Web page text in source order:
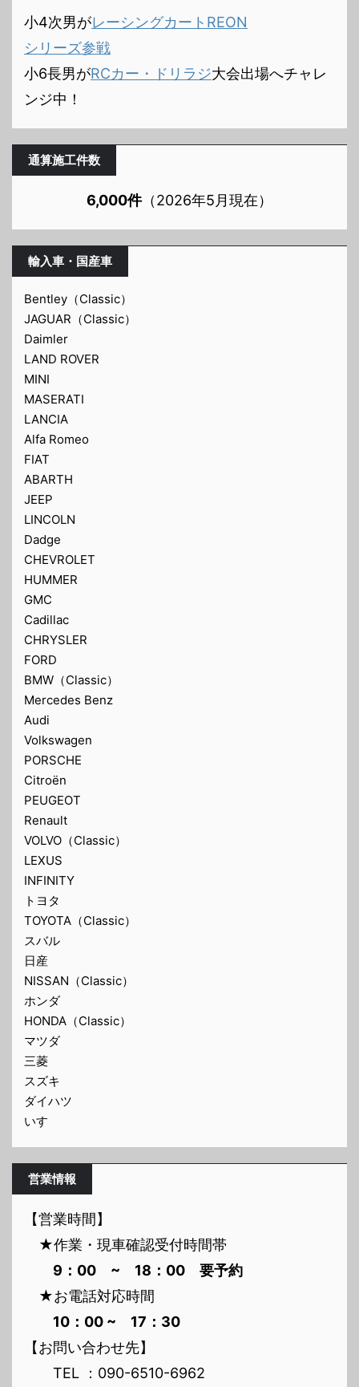
小4次男がレーシングカートREON
シリーズ参戦
小6長男がRCカー・ドリラジ大会出場へチャレ
ンジ中！
通算施工件数
6,000件（2026年5月現在）
輸入車・国産車
Bentley（Classic）
JAGUAR（Classic）
Daimler
LAND ROVER
MINI
MASERATI
LANCIA
Alfa Romeo
FIAT
ABARTH
JEEP
LINCOLN
Dadge
CHEVROLET
HUMMER
GMC
Cadillac
CHRYSLER
FORD
BMW（Classic）
Mercedes Benz
Audi
Volkswagen
PORSCHE
Citroën
PEUGEOT
Renault
VOLVO（Classic）
LEXUS
INFINITY
トヨタ
TOYOTA（Classic）
スバル
日産
NISSAN（Classic）
ホンダ
HONDA（Classic）
マツダ
三菱
スズキ
ダイハツ
いすゞ
営業情報
【営業時間】
★作業・現車確認受付時間帯
9：00 ~ 18：00 要予約
★お電話対応時間
10：00 ~ 17：30
【お問い合わせ先】
TEL ：090-6510-6962